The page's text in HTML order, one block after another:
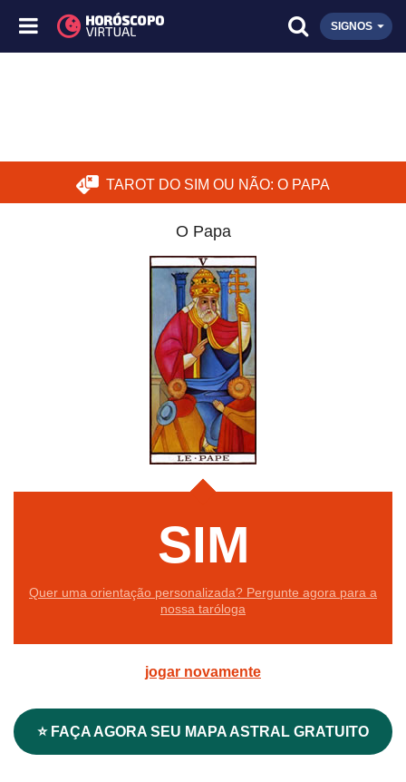
SIGNOS
TAROT DO SIM OU NÃO: O PAPA
O Papa
SIM
Quer uma orientação personalizada? Pergunte agora para a
nossa taróloga
jogar novamente
⭐ FAÇA AGORA SEU MAPA ASTRAL GRATUITO